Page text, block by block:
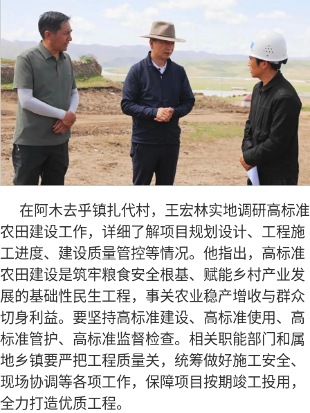
在阿木去乎镇扎代村，王宏林实地调研高标准
农田建设工作，详细了解项目规划设计、工程施
工进度、建设质量管控等情况。他指出，高标准
农田建设是筑牢粮食安全根基、赋能乡村产业发
展的基础性民生工程，事关农业稳产增收与群众
切身利益。要坚持高标准建设、高标准使用、高
标准管护、高标准监督检查。相关职能部门和属
地乡镇要严把工程质量关，统筹做好施工安全、
现场协调等各项工作，保障项目按期竣工投用，
全力打造优质工程。